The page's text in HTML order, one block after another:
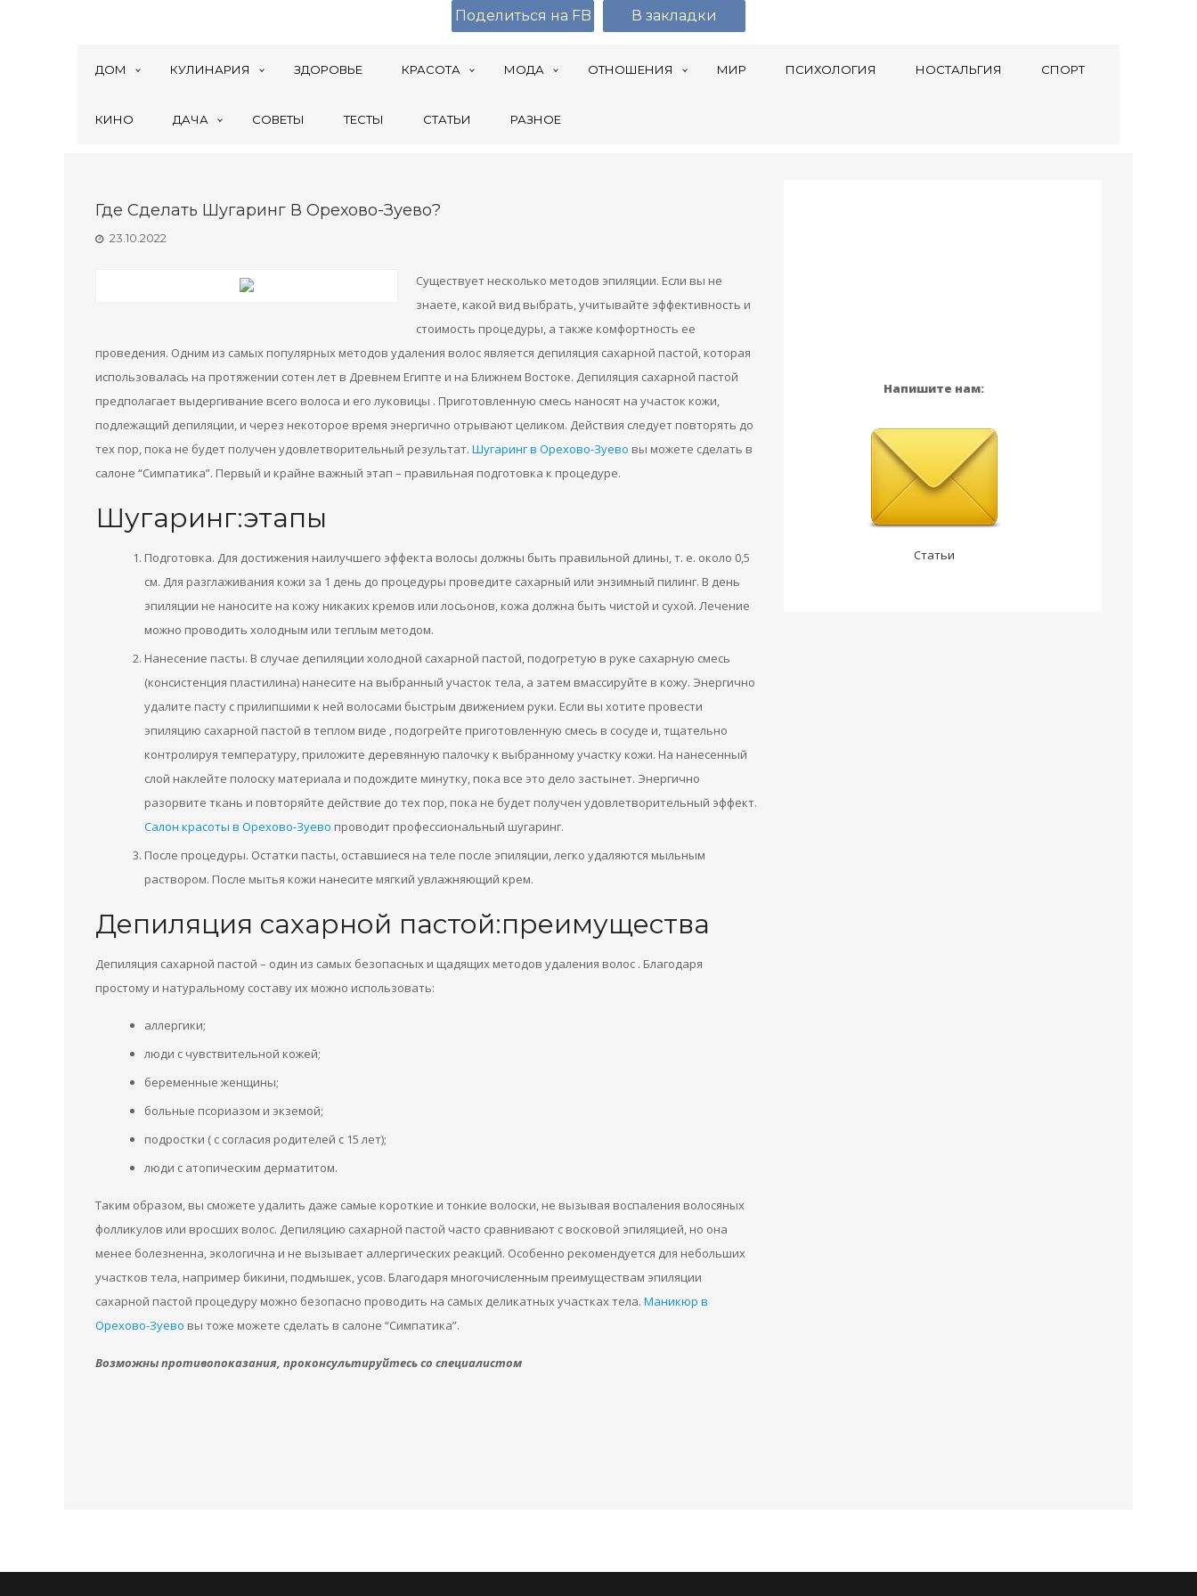
ДОМ КУЛИНАРИЯ ЗДОРОВЬЕ КРАСОТА МОДА ОТНОШЕНИЯ МИР ПСИХОЛОГИЯ НОСТАЛЬГИЯ СПОРТ
КИНО ДАЧА СОВЕТЫ ТЕСТЫ СТАТЬИ РАЗНОЕ
Где Сделать Шугаринг В Орехово-Зуево?
23.10.2022
Существует несколько методов эпиляции. Если вы не
знаете, какой вид выбрать, учитывайте эффективность и
стоимость процедуры, а также комфортность ее
проведения. Одним из самых популярных методов удаления волос является депиляция сахарной пастой, которая
использовалась на протяжении сотен лет в Древнем Египте и на Ближнем Востоке. Депиляция сахарной пастой
предполагает выдергивание всего волоса и его луковицы . Приготовленную смесь наносят на участок кожи,
подлежащий депиляции, и через некоторое время энергично отрывают целиком. Действия следует повторять до
тех пор, пока не будет получен удовлетворительный результат. Шугаринг в Орехово-Зуево вы можете сделать в
салоне “Симпатика”. Первый и крайне важный этап – правильная подготовка к процедуре.
Шугаринг:этапы
Подготовка. Для достижения наилучшего эффекта волосы должны быть правильной длины, т. е. около 0,5
см. Для разглаживания кожи за 1 день до процедуры проведите сахарный или энзимный пилинг. В день
эпиляции не наносите на кожу никаких кремов или лосьонов, кожа должна быть чистой и сухой. Лечение
можно проводить холодным или теплым методом.
Нанесение пасты. В случае депиляции холодной сахарной пастой, подогретую в руке сахарную смесь
(консистенция пластилина) нанесите на выбранный участок тела, а затем вмассируйте в кожу. Энергично
удалите пасту с прилипшими к ней волосами быстрым движением руки. Если вы хотите провести
эпиляцию сахарной пастой в теплом виде , подогрейте приготовленную смесь в сосуде и, тщательно
контролируя температуру, приложите деревянную палочку к выбранному участку кожи. На нанесенный
слой наклейте полоску материала и подождите минутку, пока все это дело застынет. Энергично
разорвите ткань и повторяйте действие до тех пор, пока не будет получен удовлетворительный эффект.
Салон красоты в Орехово-Зуево проводит профессиональный шугаринг.
После процедуры. Остатки пасты, оставшиеся на теле после эпиляции, легко удаляются мыльным
раствором. После мытья кожи нанесите мягкий увлажняющий крем.
Депиляция сахарной пастой:преимущества
Депиляция сахарной пастой – один из самых безопасных и щадящих методов удаления волос . Благодаря
простому и натуральному составу их можно использовать:
аллергики;
люди с чувствительной кожей;
беременные женщины;
больные псориазом и экземой;
подростки ( с согласия родителей с 15 лет);
люди с атопическим дерматитом.
Таким образом, вы сможете удалить даже самые короткие и тонкие волоски, не вызывая воспаления волосяных
фолликулов или вросших волос. Депиляцию сахарной пастой часто сравнивают с восковой эпиляцией, но она
менее болезненна, экологична и не вызывает аллергических реакций. Особенно рекомендуется для небольших
участков тела, например бикини, подмышек, усов. Благодаря многочисленным преимуществам эпиляции
сахарной пастой процедуру можно безопасно проводить на самых деликатных участках тела. Маникюр в
Орехово-Зуево вы тоже можете сделать в салоне “Симпатика”.
Возможны противопоказания, проконсультируйтесь со специалистом
Напишите нам:
Статьи
Поделиться на FB В закладки